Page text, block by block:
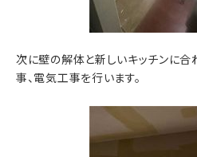
次に壁の解体と新しいキッチンに
事、電気工事を行います。